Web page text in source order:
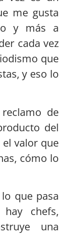
me gusta
y más a
cada vez
que
y eso lo
de
del
valor que
cómo lo
que pasa
chefs,
una